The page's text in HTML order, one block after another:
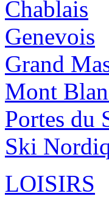
Chablais
Genevois
Grand
Mont
Portes du
Ski
LOISIRS